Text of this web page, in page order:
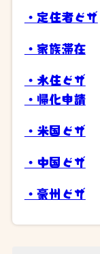
・定住者ビザ
・家族滞在
・永住ビザ
・帰化申請
・米国ビザ
・中国ビザ
・豪州ビザ